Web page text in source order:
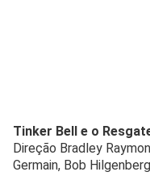
Tinker Bell e o
Direção Bradley
Germain, Bob